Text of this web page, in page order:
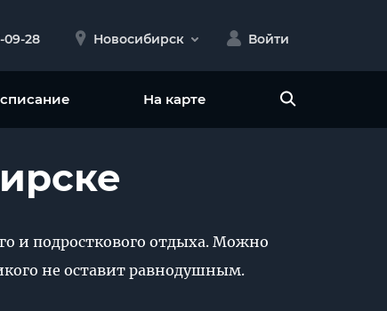
09-28 Новосибирск Войти
На карте
и подросткового отдыха. Можно
не оставит равнодушным.